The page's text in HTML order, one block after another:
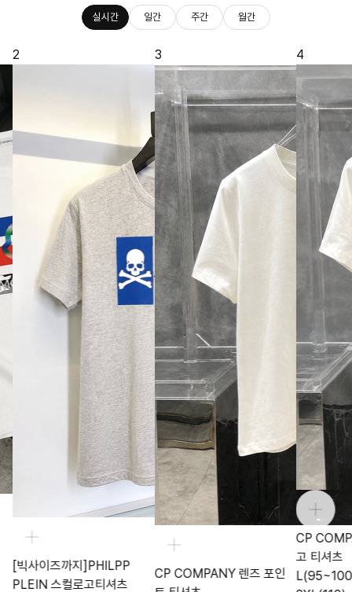
실시간 일간 주간 월간
2
[빅사이즈까지]PHILPP
PLEIN 스컬로고티셔츠
3
CP COMPANY 렌즈 포인
4
CP
고 티셔츠